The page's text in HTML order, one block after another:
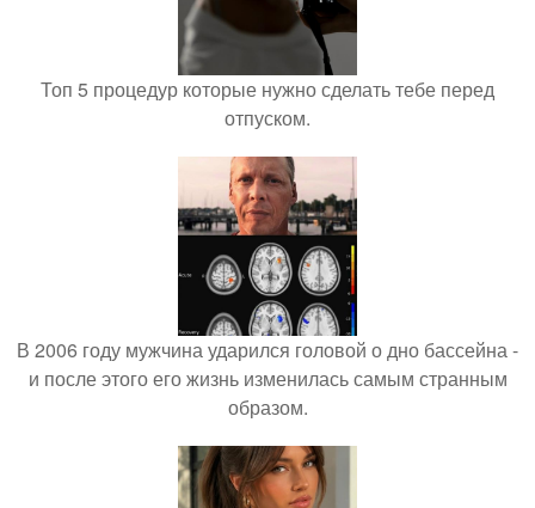
Топ 5 процедур которые нужно сделать тебе перед
отпуском.
В 2006 году мужчина ударился головой о дно бассейна -
и после этого его жизнь изменилась самым странным
образом.